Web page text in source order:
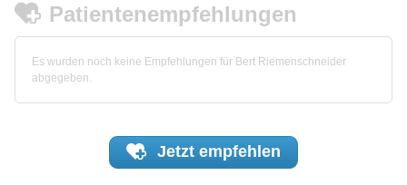
Patientenempfehlungen
Es wurden noch keine Empfehlungen für Bert Riemenschneider
abgegeben.
Jetzt empfehlen